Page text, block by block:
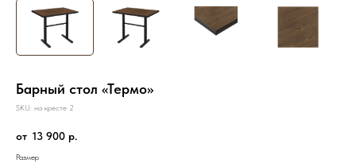
Барный стол «Термо»
SKU: на кресте 2
13 900 р.
Размер